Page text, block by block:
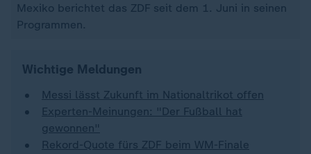
Mexiko berichtet das ZDF seit dem 1. Juni in seinen
Programmen.
Wichtige Meldungen
Messi lässt Zukunft im Nationaltrikot offen
Experten-Meinungen: "Der Fußball hat
gewonnen"
Rekord-Quote fürs ZDF beim WM-Finale